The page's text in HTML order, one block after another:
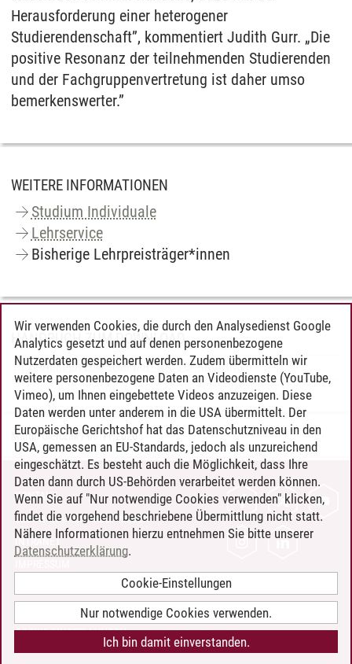
Herausforderung einer heterogener
Studierendenschaft”, kommentiert Judith Gurr. „Die
positive Resonanz der teilnehmenden Studierenden
und der Fachgruppenvertretung ist daher umso
bemerkenswerter.”
WEITERE INFORMATIONEN
Studium Individuale
Lehrservice
Bisherige Lehrpreisträger*innen
HANDBUCH ZUM DOWNLOAD
HANDBUCH ZUM SEMINAR: "WAYS OF KNOWING"
Martin Gierczak /06.11.2020
KONTAKT
LEUPHANA ALS ARBEITGEBER
INTRANET
BARRIEREFREIHEIT
COOKIE-EINSTELLUNGEN
Wir verwenden Cookies, die durch den Analysedienst Google
Analytics gesetzt und auf denen personenbezogene
Nutzerdaten gespeichert werden. Zudem übermitteln wir
weitere personenbezogene Daten an Videodienste (YouTube,
Vimeo), um Ihnen eingebettete Videos anzuzeigen. Diese
Daten werden unter anderem in die USA übermittelt. Der
Europäische Gerichtshof hat das Datenschutzniveau in den
USA, gemessen an EU-Standards, jedoch als unzureichend
eingeschätzt. Es besteht auch die Möglichkeit, dass Ihre
Daten dann durch US-Behörden verarbeitet werden können.
Wenn Sie auf "Nur notwendige Cookies verwenden" klicken,
findet die vorgehend beschriebene Übermittlung nicht statt.
Nähere Informationen hierzu entnehmen Sie bitte unserer
Datenschutzerklärung.
Cookie-Einstellungen
Nur notwendige Cookies verwenden.
Ich bin damit einverstanden.